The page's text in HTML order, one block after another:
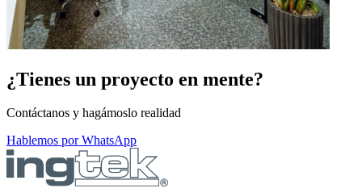
¿Tienes un proyecto en mente?
Contáctanos y hagámoslo realidad
Hablemos por WhatsApp